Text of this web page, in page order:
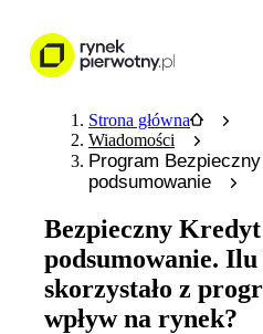
Strona główna
Wiadomości
Program
podsumowanie
Bezpieczny
podsumowanie.
skorzystało z
wpływ na rynek?